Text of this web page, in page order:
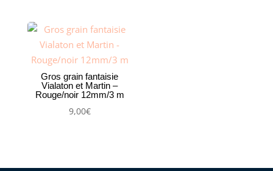
Gros grain fantaisie
Vialaton et Martin –
Rouge/noir 12mm/3 m
9,00€